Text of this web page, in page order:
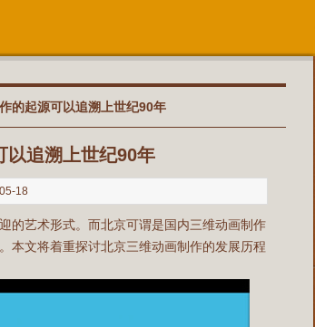
的起源可以追溯上世纪90年
以追溯上世纪90年
18
的艺术形式。而北京可谓是国内三维动画制作
本文将着重探讨北京三维动画制作的发展历程